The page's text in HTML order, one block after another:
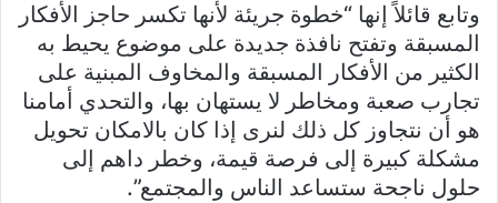
وتابع قائلاً إنها “خطوة جريئة لأنها تكسر حاجز الأفكار
المسبقة وتفتح نافذة جديدة على موضوع يحيط به
الكثير من الأفكار المسبقة والمخاوف المبنية على
تجارب صعبة ومخاطر لا يستهان بها، والتحدي أمامنا
هو أن نتجاوز كل ذلك لنرى إذا كان بالامكان تحويل
مشكلة كبيرة إلى فرصة قيمة، وخطر داهم إلى
حلول ناجحة ستساعد الناس والمجتمع”.